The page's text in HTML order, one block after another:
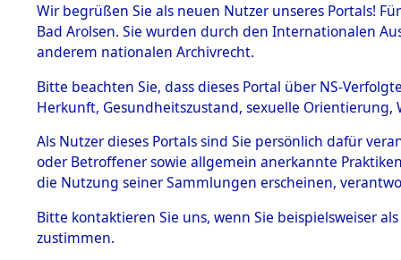
HOME
BESTÄNDE
Inhaftierungsdoku
mente
1.2.9 Beim ITS
verwahrte
1.2.9.1
Effekten aus
0030
Wir begrüßen Sie als neuen Nutzer unseres Portals!
Bad Arolsen. Sie wurden durch den Internationalen
anderem nationalen Archivrecht.
Bitte beachten Sie, dass dieses Portal über NS-
Herkunft, Gesundheitszustand, sexuelle
Als Nutzer dieses Portals sind Sie persönlich dafür
oder Betroffener sowie allgemein anerkannte
die Nutzung seiner Sammlungen erscheinen,
Bitte kontaktieren Sie uns, wenn Sie beispielsweiser
zustimmen.